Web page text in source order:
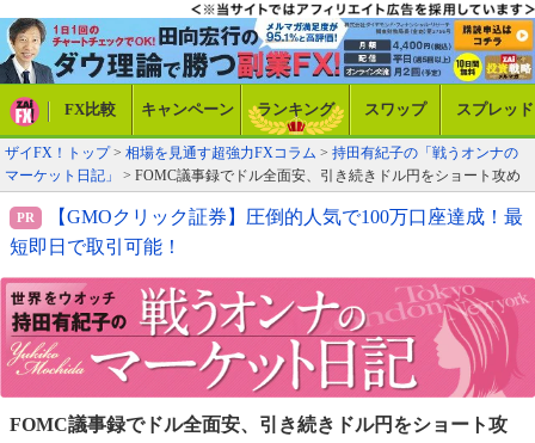
FX比較 キャンペーン ランキング スワップ スプレッド
ザイFX！トップ> 相場を見通す超強力FXコラム > 持田有紀子の「戦うオンナの
マーケット日記」
> FOMC議事録でドル全面安、引き続きドル円をショート攻め
【GMOクリック証券】圧倒的人気で100万口座達成！最
短即日で取引可能！
FOMC議事録でドル全面安、 引き続きドル円をショート攻